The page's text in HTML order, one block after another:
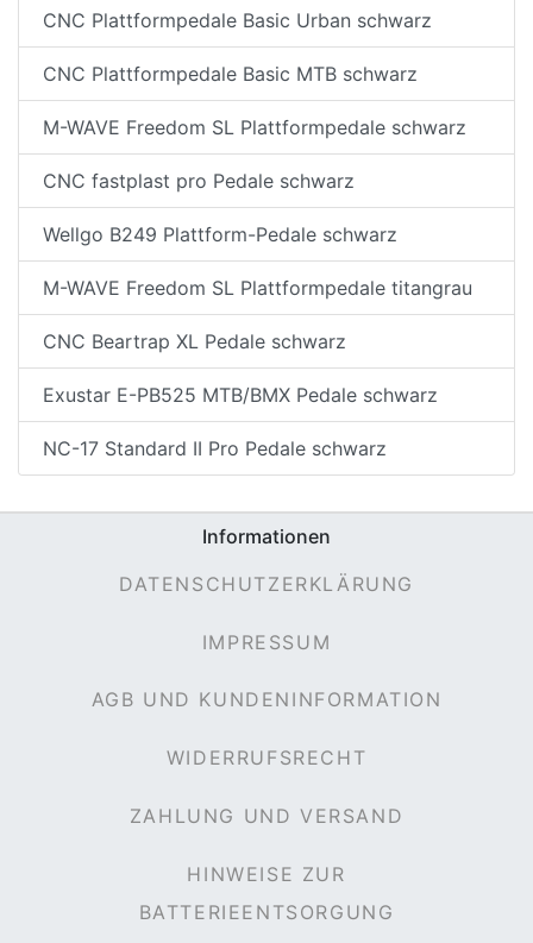
CNC Plattformpedale Basic Urban schwarz
CNC Plattformpedale Basic MTB schwarz
M-WAVE Freedom SL Plattformpedale schwarz
CNC fastplast pro Pedale schwarz
Wellgo B249 Plattform-Pedale schwarz
M-WAVE Freedom SL Plattformpedale titangrau
CNC Beartrap XL Pedale schwarz
Exustar E-PB525 MTB/BMX Pedale schwarz
NC-17 Standard II Pro Pedale schwarz
Informationen
DATENSCHUTZERKLÄRUNG
IMPRESSUM
AGB UND KUNDENINFORMATION
WIDERRUFSRECHT
ZAHLUNG UND VERSAND
HINWEISE ZUR
BATTERIEENTSORGUNG